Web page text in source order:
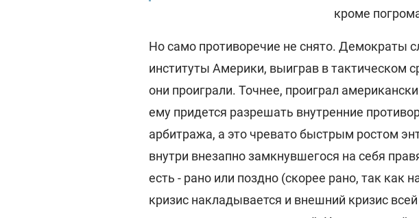
кроме
Но само противоречие не снято. Демократы
институты Америки, выиграв в тактическом
они проиграли. Точнее, проиграл
ему придется разрешать внутренние
арбитража, а это чревато быстрым ростом
внутри внезапно замкнувшегося на себя
есть - рано или поздно (скорее рано, так как
кризис накладывается и внешний кризис